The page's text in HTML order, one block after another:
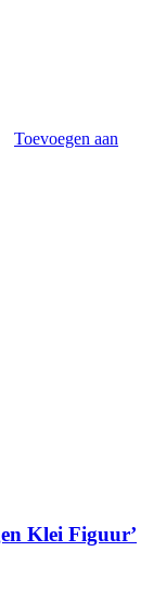
Toevoegen aan
Klei Figuur’